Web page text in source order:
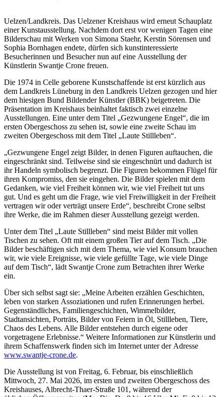
Uelzen/Landkreis. Das Uelzener Kreishaus wird erneut Schauplatz
einer Kunstausstellung. Nachdem dort erst vor wenigen Tagen eine
Bilderschau mit Werken von Simona Staehr, Kerstin Sörensen und
Sophia Bornhagen endete, dürfen sich kunstinteressierte
Besucherinnen und Besucher nun auf eine Ausstellung der
Künstlerin Swantje Crone freuen.
Die 1974 in Celle geborene Kunstschaffende ist erst kürzlich aus
dem Landkreis Lüneburg in den Landkreis Uelzen gezogen und hier
dem hiesigen Bund Bildender Künstler (BBK) beigetreten. Die
Präsentation im Kreishaus beinhaltet faktisch zwei einzelne
Ausstellungen. Eine unter dem Titel „Gezwungene Engel“, die im
ersten Obergeschoss zu sehen ist, sowie eine zweite Schau im
zweiten Obergeschoss mit dem Titel „Laute Stillleben“.
„Gezwungene Engel zeigt Bilder, in denen Figuren auftauchen, die
eingeschränkt sind. Teilweise sind sie eingeschnürt und dadurch ist
ihr Handeln symbolisch begrenzt. Die Figuren bekommen Flügel für
ihren Kompromiss, den sie eingehen. Die Bilder spielen mit dem
Gedanken, wie viel Freiheit können wir, wie viel Freiheit tut uns
gut. Und es geht um die Frage, wie viel Freiwilligkeit in der Freiheit
vertragen wir oder verträgt unsere Erde“, beschreibt Crone selbst
ihre Werke, die im Rahmen dieser Ausstellung gezeigt werden.
Unter dem Titel „Laute Stillleben“ sind meist Bilder mit vollen
Tischen zu sehen. Oft mit einem großen Tier auf dem Tisch. „Die
Bilder beschäftigen sich mit dem Thema, wie viel Konsum brauchen
wir, wie viele Ereignisse, wie viele gefüllte Tage, wie viele Dinge
auf dem Tisch“, lädt Swantje Crone zum Betrachten ihrer Werke
ein.
Über sich selbst sagt sie: „Meine Arbeiten erzählen Geschichten,
leben von starken Assoziationen und rufen Erinnerungen herbei.
Gegenständliches, Familiengeschichten, Wimmelbilder,
Stadtansichten, Porträts, Bilder von Feiern in Öl, Stillleben, Tiere,
Chaos des Lebens. Alle Bilder entstehen durch eigene oder
vorgetragene Erlebnisse.“ Weitere Informationen zur Künstlerin und
ihrem Schaffenswerk finden sich im Internet unter der Adresse
www.swantje-crone.de.
Die Ausstellung ist von Freitag, 6. Februar, bis einschließlich
Mittwoch, 27. Mai 2026, im ersten und zweiten Obergeschoss des
Kreishauses, Albrecht-Thaer-Straße 101, während der